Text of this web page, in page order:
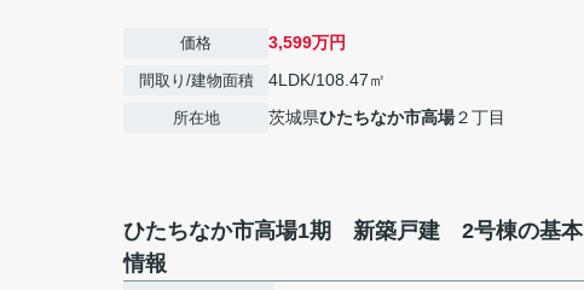
価格 3,599万円
間取り/建物面積 4LDK/108.47㎡
所在地 茨城県ひたちなか市高場２丁目
ひたちなか市高場1期 新築戸建 2号棟の基本
情報